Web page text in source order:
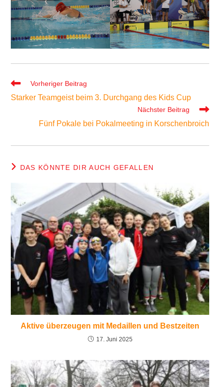
Weitere
ansehen
Vorheriger Beitrag
Starker Teamgeist beim 3. Durchgang des Kids Cup
Nächster Beitrag
Fünf Pokale bei Pokalmeeting in Korschenbroich
DAS KÖNNTE DIR AUCH GEFALLEN
Aktive überzeugen mit Medaillen und Bestzeiten
17. Juni 2025